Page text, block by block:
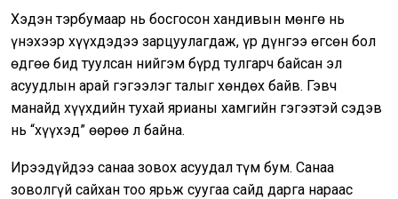
Хэдэн тэрбумаар нь босгосон хандивын мөнгө нь
үнэхээр хүүхдэдээ зарцуулагдаж, үр дүнгээ өгсөн бол
өдгөө бид туулсан нийгэм бүрд тулгарч байсан эл
асуудлын арай гэгээлэг талыг хөндөх байв. Гэвч
манайд хүүхдийн тухай ярианы хамгийн гэгээтэй сэдэв
нь “хүүхэд” өөрөө л байна.
Ирээдүйдээ санаа зовох асуудал түм бум. Санаа
зоволгүй сайхан тоо ярьж суугаа сайд дарга нараас